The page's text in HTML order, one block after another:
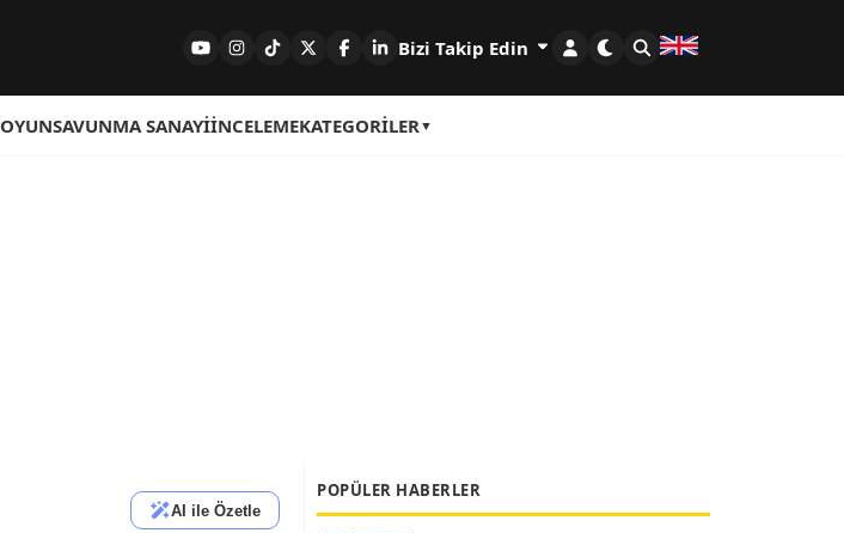
Bizi Takip Edin
OYUNSAVUNMA SANAYIİNCELEMEKATEGORILER
AI ile Özetle
POPÜLER HABERLER